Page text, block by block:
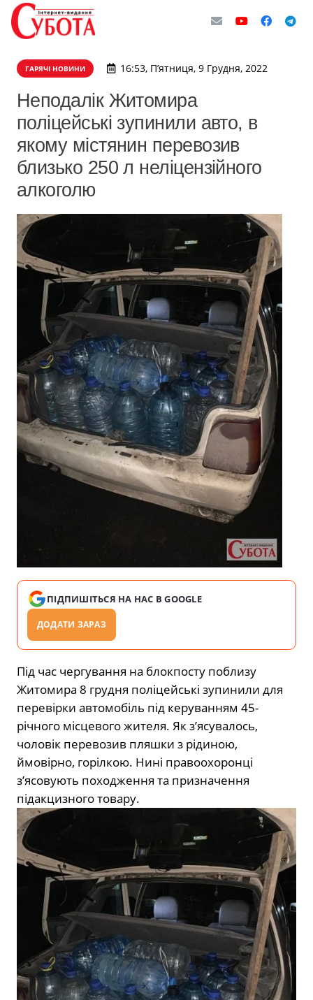
ГАРЯЧІ НОВИНИ 16:53, П’ятниця, 9 Грудня, 2022
Неподалік Житомира
поліцейські зупинили авто, в
якому містянин перевозив
близько 250 л неліцензійного
алкоголю
ПІДПИШІТЬСЯ НА НАС В GOOGLE
ДОДАТИ ЗАРАЗ
Під час чергування на блокпосту поблизу
Житомира 8 грудня поліцейські зупинили для
перевірки автомобіль під керуванням 45-
річного місцевого жителя. Як з’ясувалось,
чоловік перевозив пляшки з рідиною,
ймовірно, горілкою. Нині правоохоронці
з’ясовують походження та призначення
підакцизного товару.